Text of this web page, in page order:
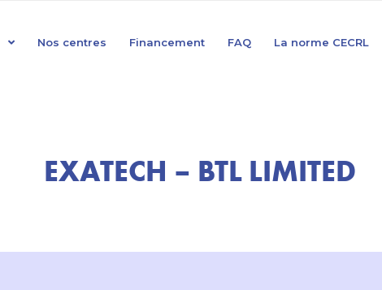
Nos centres Financement FAQ La norme CECRL
EXATECH – BTL LIMITED